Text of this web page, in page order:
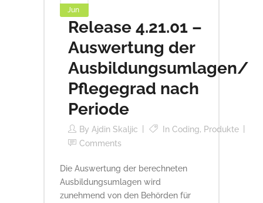
Jun
Release 4.21.01 –
Auswertung der
Ausbildungsumlagen/
Pflegegrad nach
Periode
By Ajdin Skaljic In Coding, Produkte
Comments
Die Auswertung der berechneten
Ausbildungsumlagen wird
zunehmend von den Behörden für